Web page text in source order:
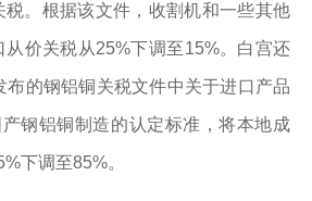
。根据该文件，收割机和一些其他
从价关税从25%下调至15%。白宫还
布的钢铝铜关税文件中关于进口产品
产钢铝铜制造的认定标准，将本地成
下调至85%。